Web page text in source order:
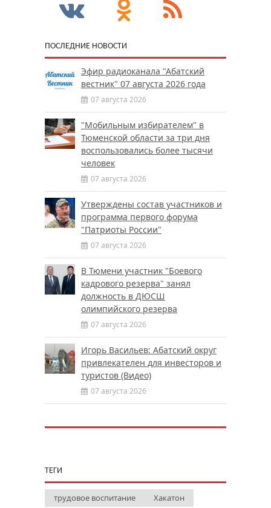
ПОСЛЕДНИЕ НОВОСТИ
Эфир радиоканала "Абатский
вестник" 07 августа 2026 года
07 августа 2026
"Мобильным избирателем" в
Тюменской области за три дня
воспользовались более тысячи
человек
07 августа 2026
Утверждены состав участников и
программа первого форума
"Патриоты России"
07 августа 2026
В Тюмени участник "Боевого
кадрового резерва" занял
должность в ДЮСШ
олимпийского резерва
07 августа 2026
Игорь Васильев: Абатский округ
привлекателен для инвесторов и
туристов (Видео)
07 августа 2026
ТЕГИ
трудовое воспитание
Хакатон